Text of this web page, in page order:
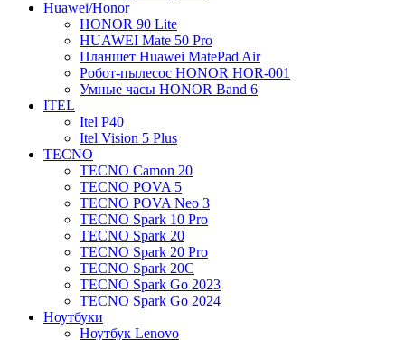
Huawei/Honor
HONOR 90 Lite
HUAWEI Mate 50 Pro
Планшет Huawei MatePad Air
Робот-пылесос HONOR HOR-001
Умные часы HONOR Band 6
ITEL
Itel P40
Itel Vision 5 Plus
TECNO
TECNO Camon 20
TECNO POVA 5
TECNO POVA Neo 3
TECNO Spark 10 Pro
TECNO Spark 20
TECNO Spark 20 Pro
TECNO Spark 20C
TECNO Spark Go 2023
TECNO Spark Go 2024
Ноутбуки
Ноутбук Lenovo